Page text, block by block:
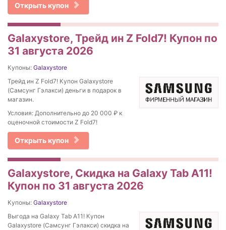
Открыть купон
Galaxystore, Трейд ин Z Fold7! Купон по
31 августа 2026
Купоны: Galaxystore
Трейд ин Z Fold7! Купон Galaxystore
(Самсунг Гэлакси) деньги в подарок в
магазин.
Условия: Дополнительно до 20 000 ₽ к
оценочной стоимости Z Fold7!
Открыть купон
Galaxystore, Скидка на Galaxy Tab A11!
Купон по 31 августа 2026
Купоны: Galaxystore
Выгода на Galaxy Tab A11! Купон
Galaxystore (Самсунг Гэлакси) скидка на